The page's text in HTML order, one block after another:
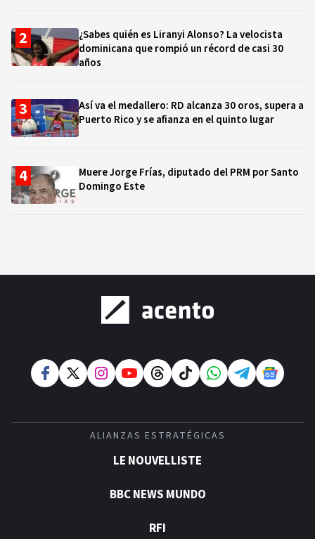
¿Sabes quién es Liranyi Alonso? La velocista
dominicana que rompió un récord de casi 30
años
Así va el medallero: RD alcanza 30 oros, supera a
Puerto Rico y se afianza en el quinto lugar
Muere Jorge Frías, diputado del PRM por Santo
Domingo Este
ALIANZAS ESTRATÉGICAS
LE NOUVELLISTE
BBC NEWS MUNDO
RFI